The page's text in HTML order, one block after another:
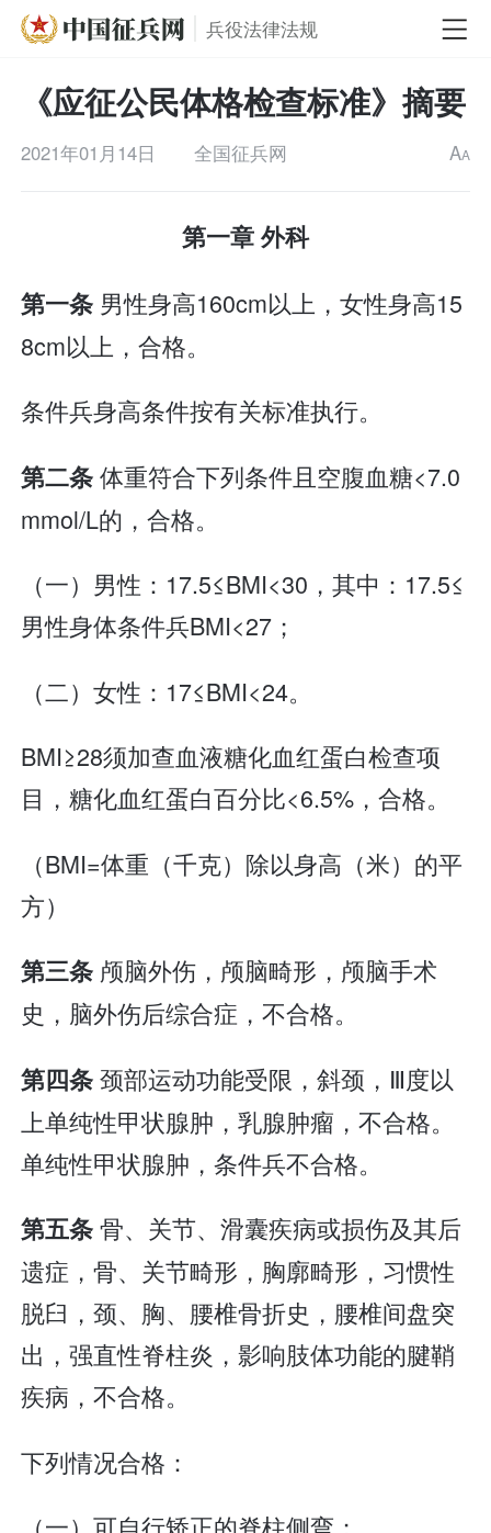
兵役法律法规
《应征公民体格检查标准》摘要
2021年01月14日 全国征兵网 AA
第一章 外科
第一条 男性身高160cm以上，女性身高15
8cm以上，合格。
条件兵身高条件按有关标准执行。
第二条体重符合下列条件且空腹血糖<7.0
mmol/L的，合格。
（一）男性：17.5≤BMI<30，其中：17.5≤
男性身体条件兵BMI<27；
（二）女性：17≤BMI<24。
BMI≥28须加查血液糖化血红蛋白检查项
目，糖化血红蛋白百分比<6.5%，合格。
（BMI=体重（千克）除以身高（米）的平
方）
第三条 颅脑外伤，颅脑畸形，颅脑手术
史，脑外伤后综合症，不合格。
第四条颈部运动功能受限，斜颈，Ⅲ度以
上单纯性甲状腺肿，乳腺肿瘤，不合格。
单纯性甲状腺肿，条件兵不合格。
第五条骨、关节、滑囊疾病或损伤及其后
遗症，骨、关节畸形，胸廓畸形，习惯性
脱臼，颈、胸、腰椎骨折史，腰椎间盘突
出，强直性脊柱炎，影响肢体功能的腱鞘
疾病，不合格。
下列情况合格：